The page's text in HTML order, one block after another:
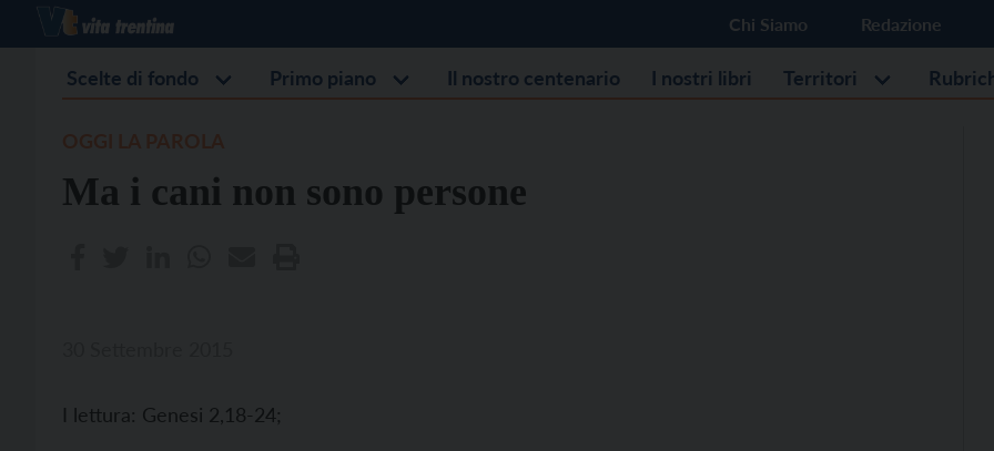
Chi Siamo Redazione
Scelte di fondo Primo piano Il nostro centenario I nostri libri Territori
Ma i cani non sono persone
I lettura: Genesi 2,18-24;